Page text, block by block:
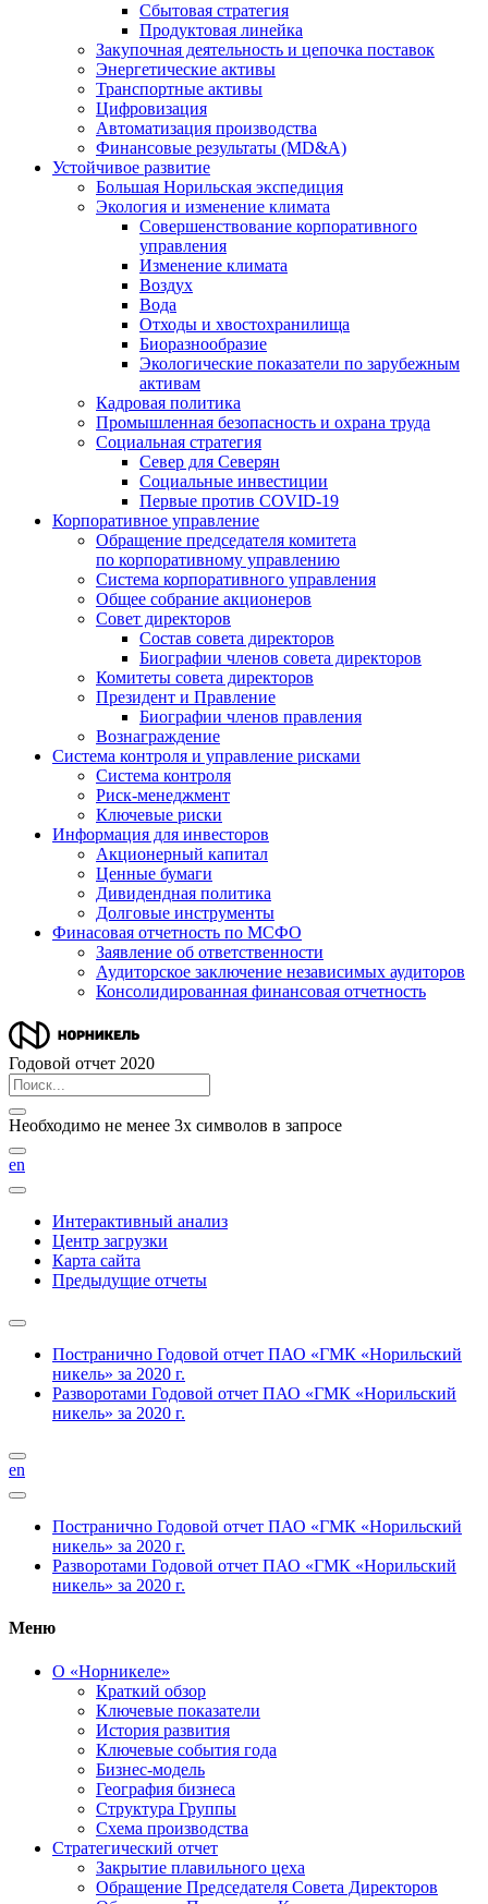
Сбытовая стратегия
Продуктовая линейка
Закупочная деятельность и цепочка поставок
Энергетические активы
Транспортные активы
Цифровизация
Автоматизация производства
Финансовые результаты (MD&A)
Устойчивое развитие
Большая Норильская экспедиция
Экология и изменение климата
Совершенствование корпоративного
управления
Изменение климата
Воздух
Вода
Отходы и хвостохранилища
Биоразнообразие
Экологические показатели по зарубежным
активам
Кадровая политика
Промышленная безопасность и охрана труда
Социальная стратегия
Север для Северян
Социальные инвестиции
Первые против COVID‑19
Корпоративное управление
Обращение председателя комитета
по корпоративному управлению
Система корпоративного управления
Общее собрание акционеров
Совет директоров
Состав совета директоров
Биографии членов совета директоров
Комитеты совета директоров
Президент и Правление
Биографии членов правления
Вознаграждение
Система контроля и управление рисками
Система контроля
Риск-менеджмент
Ключевые риски
Информация для инвесторов
Акционерный капитал
Ценные бумаги
Дивидендная политика
Долговые инструменты
Финасовая отчетность по МСФО
Заявление об ответственности
Аудиторское заключение независимых аудиторов
Консолидированная финансовая отчетность
Годовой отчет 2020
Необходимо не менее 3х символов в запросе
en
Интерактивный анализ
Центр загрузки
Карта сайта
Предыдущие отчеты
Постранично Годовой отчет ПАО «ГМК «Норильский
никель» за 2020 г.
Разворотами Годовой отчет ПАО «ГМК «Норильский
никель» за 2020 г.
en
Постранично Годовой отчет ПАО «ГМК «Норильский
никель» за 2020 г.
Разворотами Годовой отчет ПАО «ГМК «Норильский
никель» за 2020 г.
Меню
О «Норникеле»
Краткий обзор
Ключевые показатели
История развития
Ключевые события года
Бизнес-модель
География бизнеса
Структура Группы
Схема производства
Стратегический отчет
Закрытие плавильного цеха
Обращение Председателя Совета Директоров